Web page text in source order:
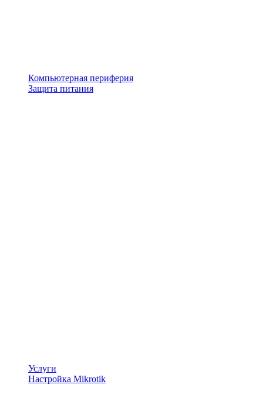
Компьютерная периферия
Защита питания
Услуги
Настройка Mikrotik